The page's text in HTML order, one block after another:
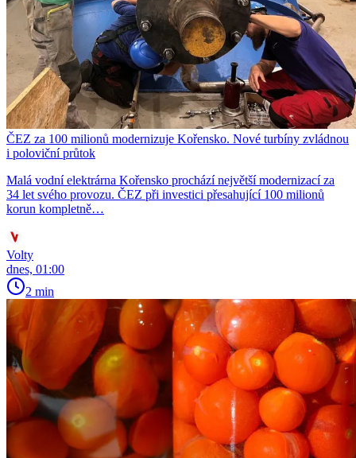
ČEZ za 100 milionů modernizuje Kořensko. Nové turbíny zvládnou
i poloviční průtok
Malá vodní elektrárna Kořensko prochází největší modernizací za
34 let svého provozu. ČEZ při investici přesahující 100 milionů
korun kompletně…
Volty
dnes, 01:00
2 min